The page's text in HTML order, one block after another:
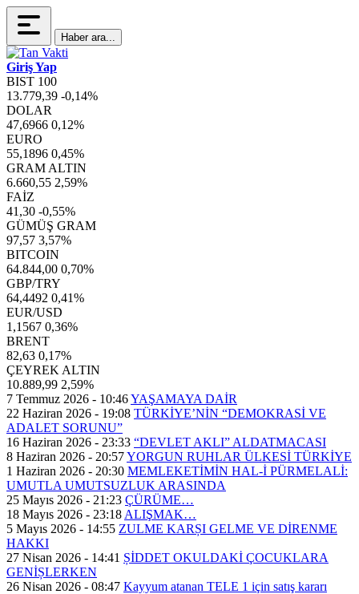
Haber ara...
Giriş Yap
BIST 100
13.779,39 -0,14%
DOLAR
47,6966 0,12%
EURO
55,1896 0,45%
GRAM ALTIN
6.660,55 2,59%
FAİZ
41,30 -0,55%
GÜMÜŞ GRAM
97,57 3,57%
BITCOIN
64.844,00 0,70%
GBP/TRY
64,4492 0,41%
EUR/USD
1,1567 0,36%
BRENT
82,63 0,17%
ÇEYREK ALTIN
10.889,99 2,59%
7 Temmuz 2026 - 10:46YAŞAMAYA DAİR
22 Haziran 2026 - 19:08 TÜRKİYE’NİN “DEMOKRASİ VE
ADALET SORUNU”
16 Haziran 2026 - 23:33 “DEVLET AKLI” ALDATMACASI
8 Haziran 2026 - 20:57YORGUN RUHLAR ÜLKESİ TÜRKİYE
1 Haziran 2026 - 20:30 MEMLEKETİMİN HAL-İ PÜRMELALİ:
UMUTLA UMUTSUZLUK ARASINDA
25 Mayıs 2026 - 21:23 ÇÜRÜME…
18 Mayıs 2026 - 23:18 ALIŞMAK…
5 Mayıs 2026 - 14:55 ZULME KARȘI GELME VE DİRENME
HAKKI
27 Nisan 2026 - 14:41 ȘİDDET OKULDAKİ ÇOCUKLARA
GENİȘLERKEN
26 Nisan 2026 - 08:47 Kayyum atanan TELE 1 için satış kararı